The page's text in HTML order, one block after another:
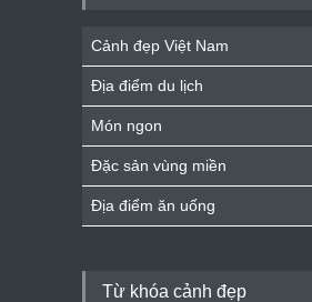
Cảnh đẹp Việt Nam
Địa điểm du lịch
Món ngon
Đặc sản vùng miền
Địa điểm ăn uống
Từ khóa cảnh đẹp